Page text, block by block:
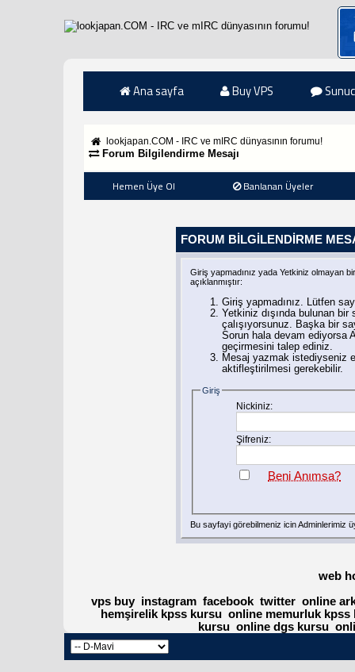
Ana sayfa Buy VPS
lookjapan.COM - IRC ve mIRC dünyasının forumu!
Forum Bilgilendirme Mesajı
Hemen Üye Ol Banlanan Üyeler
FORUM BILGILENDIRME
Giriş yapmadınız yada Yetkiniz olmayan
açıklanmıştır:
Giriş yapmadınız. Lütfen
Yetkiniz dışında bulunan
çalışıyorsunuz. Başka bir
Sorun hala devam ediyorsa
geçirmesini talep ediniz.
Mesaj yazmak istediyseniz
aktifleştirilmesi gerekebilir.
Giriş
Nickiniz:
Şifreniz:
Beni Anımsa?
Bu sayfayi görebilmeniz icin Adminlerimiz
web
vps buy instagram facebook twitter online
hemşirelik kpss kursu online memurluk kpss
kursu online dgs kursu